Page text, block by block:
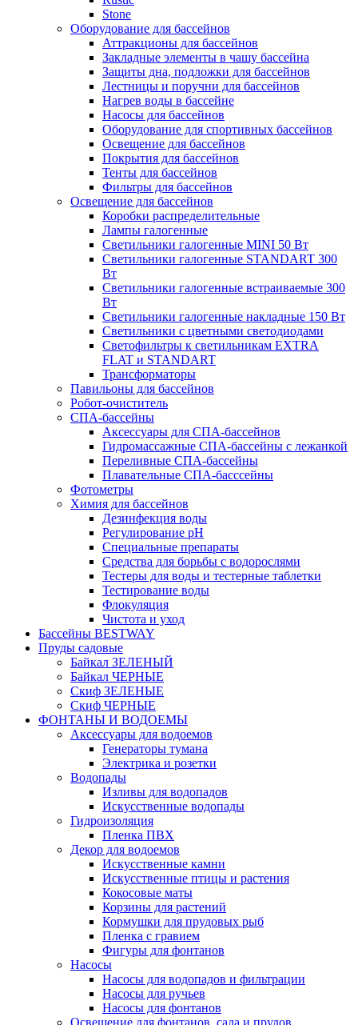
Stone
Оборудование для бассейнов
Аттракционы для бассейнов
Закладные элементы в чашу бассейна
Защиты дна, подложки для бассейнов
Лестницы и поручни для бассейнов
Нагрев воды в бассейне
Насосы для бассейнов
Оборудование для спортивных бассейнов
Освещение для бассейнов
Покрытия для бассейнов
Тенты для бассейнов
Фильтры для бассейнов
Освещение для бассейнов
Коробки распределительные
Лампы галогенные
Светильники галогенные MINI 50 Вт
Светильники галогенные STANDART 300
Вт
Светильники галогенные встраиваемые 300
Вт
Светильники галогенные накладные 150 Вт
Светильники с цветными светодиодами
Светофильтры к светильникам EXTRA
FLAT и STANDART
Трансформаторы
Павильоны для бассейнов
Робот-очиститель
СПА-бассейны
Аксессуары для СПА-бассейнов
Гидромассажные СПА-бассейны с лежанкой
Переливные СПА-бассейны
Плавательные СПА-басссейны
Фотометры
Химия для бассейнов
Дезинфекция воды
Регулирование pH
Специальные препараты
Средства для борьбы с водорослями
Тестеры для воды и тестерные таблетки
Тестирование воды
Флокуляция
Чистота и уход
Бассейны BESTWAY
Пруды садовые
Байкал ЗЕЛЕНЫЙ
Байкал ЧЕРНЫЕ
Скиф ЗЕЛЕНЫЕ
Скиф ЧЕРНЫЕ
ФОНТАНЫ И ВОДОЕМЫ
Аксессуары для водоемов
Генераторы тумана
Электрика и розетки
Водопады
Изливы для водопадов
Искусственные водопады
Гидроизоляция
Пленка ПВХ
Декор для водоемов
Искусственные камни
Искусственные птицы и растения
Кокосовые маты
Корзины для растений
Кормушки для прудовых рыб
Пленка с гравием
Фигуры для фонтанов
Насосы
Насосы для водопадов и фильтрации
Насосы для ручьев
Насосы для фонтанов
Освещение для фонтанов, сада и прудов